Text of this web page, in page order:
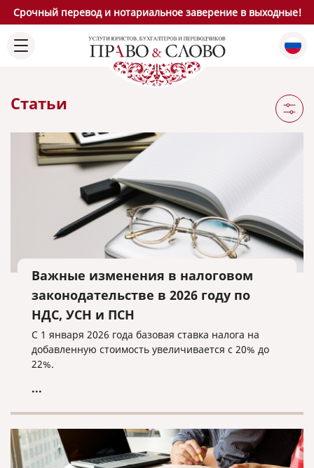
Срочный перевод и нотариальное заверение в выходные!
Статьи
Важные изменения в налоговом
законодательстве в 2026 году по
НДС, УСН и ПСН
С 1 января 2026 года базовая ставка налога на
добавленную стоимость увеличивается с 20% до
22%.
...